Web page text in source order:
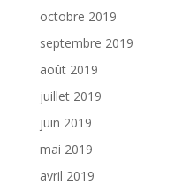
octobre 2019
septembre 2019
août 2019
juillet 2019
juin 2019
mai 2019
avril 2019